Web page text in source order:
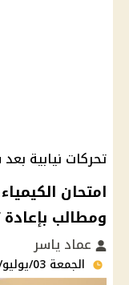
تحركات نيابية
امتحان
ومطالب بإعادة
عماد ياسر
الجمعة 03/يوليو/2026 - 08:38 م